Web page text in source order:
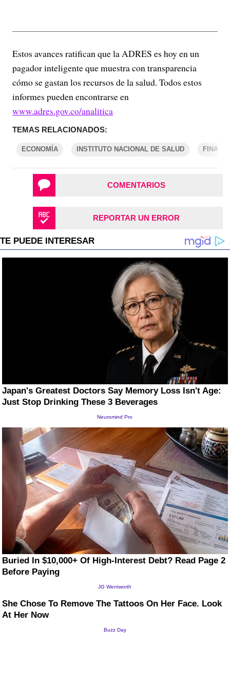
Estos avances ratifican que la ADRES es hoy en un
pagador inteligente que muestra con transparencia
cómo se gastan los recursos de la salud. Todos estos
informes pueden encontrarse en
www.adres.gov.co/analitica
TEMAS RELACIONADOS:
ECONOMÍA INSTITUTO NACIONAL DE SALUD
COMENTARIOS
REPORTAR UN ERROR